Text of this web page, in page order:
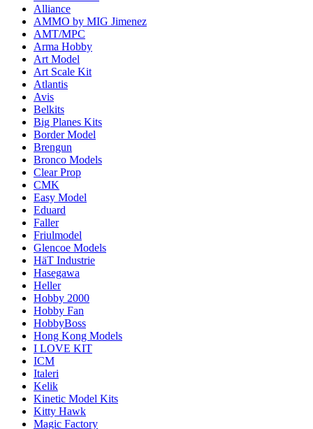
Alliance
AMMO by MIG Jimenez
AMT/MPC
Arma Hobby
Art Model
Art Scale Kit
Atlantis
Avis
Belkits
Big Planes Kits
Border Model
Brengun
Bronco Models
Clear Prop
CMK
Easy Model
Eduard
Faller
Friulmodel
Glencoe Models
HäT Industrie
Hasegawa
Heller
Hobby 2000
Hobby Fan
HobbyBoss
Hong Kong Models
I LOVE KIT
ICM
Italeri
Kelik
Kinetic Model Kits
Kitty Hawk
Magic Factory